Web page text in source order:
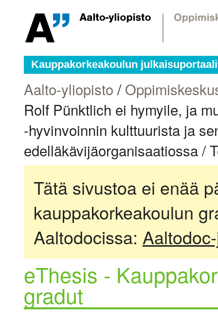
Kauppakorkeakoulun julkaisuportaali
Aalto-yliopisto /
Rolf Pünktlich ei hymyile, ja
-hyvinvoinnin kulttuurista ja
edelläkävijäorganisaatiossa /
Tätä sivustoa ei enää
kauppakorkeakoulun
Aaltodocissa:
eThesis -
gradut